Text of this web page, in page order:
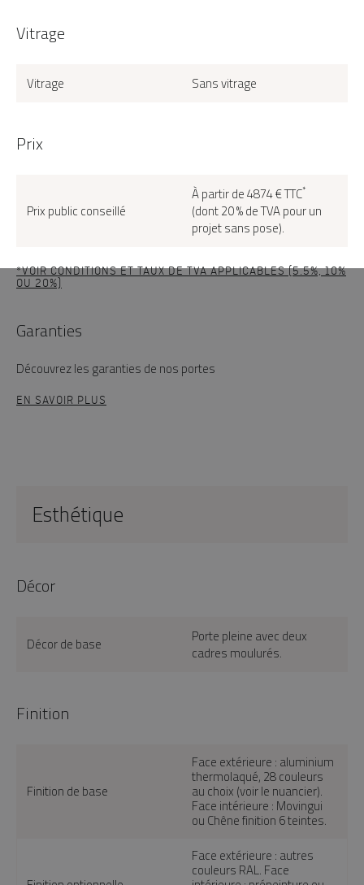
Vitrage
Vitrage Sans vitrage
Prix
Prix public conseillé
À partir de 4874 € TTC*
(dont 20 % de TVA pour un
projet sans pose).
*VOIR CONDITIONS ET TAUX DE TVA APPLICABLES (5.5%, 10%
OU 20%)
Garanties
Découvrez les garanties de nos portes
EN SAVOIR PLUS
Esthétique
Décor
Décor de base Porte pleine avec deux
cadres moulurés.
Finition
Finition de base
Face extérieure : aluminium
thermolaqué, 28 couleurs
au choix (voir le nuancier).
Face intérieure : Movingui
ou Chêne finition 6 teintes.
Face extérieure : autres
couleurs RAL. Face